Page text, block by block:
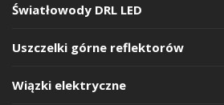
Światłowody DRL LED
Uszczelki górne reflektorów
Wiązki elektryczne